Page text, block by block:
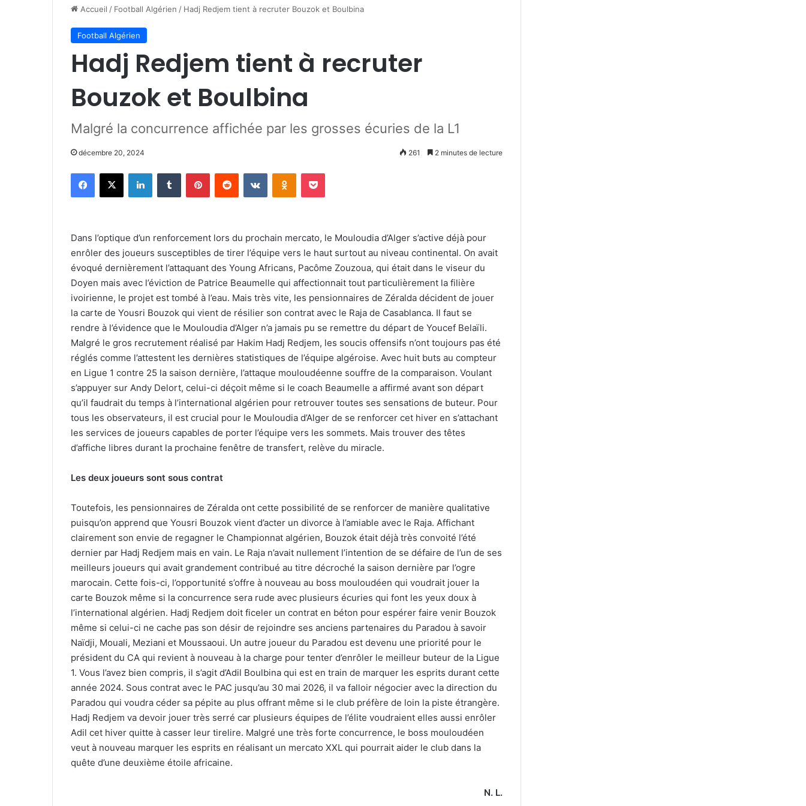
Accueil / Football Algérien / Hadj Redjem tient à recruter Bouzok et Boulbina
Football Algérien
Hadj Redjem tient à recruter
Bouzok et Boulbina
Malgré la concurrence affichée par les grosses écuries de la L1
décembre 20, 2024 261 2 minutes de lecture
Facebook
X LinkedinTumblr PinterestReddit VKontakteOdnoklassniki
Pocket
Dans l’optique d’un renforcement lors du prochain mercato, le Mouloudia d’Alger s’active déjà pour
enrôler des joueurs susceptibles de tirer l’équipe vers le haut surtout au niveau continental. On avait
évoqué dernièrement l’attaquant des Young Africans, Pacôme Zouzoua, qui était dans le viseur du
Doyen mais avec l’éviction de Patrice Beaumelle qui affectionnait tout particulièrement la filière
ivoirienne, le projet est tombé à l’eau. Mais très vite, les pensionnaires de Zéralda décident de jouer
la carte de Yousri Bouzok qui vient de résilier son contrat avec le Raja de Casablanca. Il faut se
rendre à l’évidence que le Mouloudia d’Alger n’a jamais pu se remettre du départ de Youcef Belaïli.
Malgré le gros recrutement réalisé par Hakim Hadj Redjem, les soucis offensifs n’ont toujours pas été
réglés comme l’attestent les dernières statistiques de l’équipe algéroise. Avec huit buts au compteur
en Ligue 1 contre 25 la saison dernière, l’attaque mouloudéenne souffre de la comparaison. Voulant
s’appuyer sur Andy Delort, celui-ci déçoit même si le coach Beaumelle a affirmé avant son départ
qu’il faudrait du temps à l’international algérien pour retrouver toutes ses sensations de buteur. Pour
tous les observateurs, il est crucial pour le Mouloudia d’Alger de se renforcer cet hiver en s’attachant
les services de joueurs capables de porter l’équipe vers les sommets. Mais trouver des têtes
d’affiche libres durant la prochaine fenêtre de transfert, relève du miracle.
Les deux joueurs sont sous contrat
Toutefois, les pensionnaires de Zéralda ont cette possibilité de se renforcer de manière qualitative
puisqu’on apprend que Yousri Bouzok vient d’acter un divorce à l’amiable avec le Raja. Affichant
clairement son envie de regagner le Championnat algérien, Bouzok était déjà très convoité l’été
dernier par Hadj Redjem mais en vain. Le Raja n’avait nullement l’intention de se défaire de l’un de ses
meilleurs joueurs qui avait grandement contribué au titre décroché la saison dernière par l’ogre
marocain. Cette fois-ci, l’opportunité s’offre à nouveau au boss mouloudéen qui voudrait jouer la
carte Bouzok même si la concurrence sera rude avec plusieurs écuries qui font les yeux doux à
l’international algérien. Hadj Redjem doit ficeler un contrat en béton pour espérer faire venir Bouzok
même si celui-ci ne cache pas son désir de rejoindre ses anciens partenaires du Paradou à savoir
Naïdji, Mouali, Meziani et Moussaoui. Un autre joueur du Paradou est devenu une priorité pour le
président du CA qui revient à nouveau à la charge pour tenter d’enrôler le meilleur buteur de la Ligue
1. Vous l’avez bien compris, il s’agit d’Adil Boulbina qui est en train de marquer les esprits durant cette
année 2024. Sous contrat avec le PAC jusqu’au 30 mai 2026, il va falloir négocier avec la direction du
Paradou qui voudra céder sa pépite au plus offrant même si le club préfère de loin la piste étrangère.
Hadj Redjem va devoir jouer très serré car plusieurs équipes de l’élite voudraient elles aussi enrôler
Adil cet hiver quitte à casser leur tirelire. Malgré une très forte concurrence, le boss mouloudéen
veut à nouveau marquer les esprits en réalisant un mercato XXL qui pourrait aider le club dans la
quête d’une deuxième étoile africaine.
N. L.